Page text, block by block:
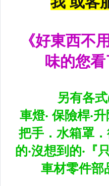
原廠型霧燈.晶鑽及燻黑霧燈.
專用型魚眼霧燈.光圈魚眼霧燈
BMW光圈燈泡.CCFL光圈
各車系專用DRL日行燈
車身標誌MARK.車身飾條
前後保桿.前後下巴.側裙.尾翼
升降機.汽車零件.鈑金零件